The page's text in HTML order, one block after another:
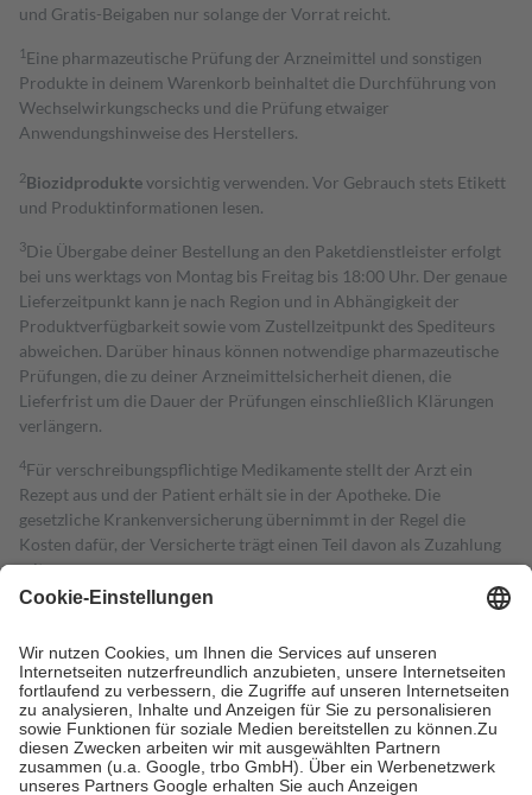
und Gratis-Beigaben nur solange der Vorrat reicht.
1 Eine pharmazeutische Prüfung der Arzneimittel und sonstigen
Produkte in deinem Warenkorb beinhaltet die Durchführung von
Wechselwirkungschecks und die Prüfung etwaiger
Anwendungshinweise des Herstellers.
2Biozidproduktevorsichtig verwenden. Vor Gebrauch stets Etikett
und Produktinformationen lesen.
3Die Übergabe deiner Bestellung an den Paketdienstleister erfolgt
bei uns werktags von Montag bis Freitag bis 18:00 Uhr. Der genaue
Lieferzeitpunkt kann je nach Region und in Abhängigkeit der
Produktverfügbarkeit sowie vom Zustellzeitpunkt des Spediteurs
abweichen. Darüber hinaus können notwendige pharmazeutische
Prüfungen, die zu deiner Arzneimittelsicherheit dienen, die
Lieferfrist um die Dauer der Prüfungen einschließlich Klärungen
verlängern.
4Für verschreibungspflichtige Medikamente stellt der Arzt ein
Rezept aus und der Patient erhält sie in der Apotheke. Die
gesetzliche Krankenversicherung übernimmt in der Regel die
Kosten dafür, der Versicherte trägt einen Teil davon als Zuzahlung
mit.
Grundsätzlich leisten Mitglieder Zuzahlungen in Höhe von zehn
höchstens zehn Euro.
Es sind jedoch nie mehr als die tatsächlichen
Kosten der Leistung zu entrichten.
Diese Regeln gelten grundsätzlich auch für Online-Apotheken.
Bei Heilmitteln und häuslicher Krankenpflege beträgt die
Zuzahlung zehn Prozent der Kosten sowie zehn Euro je
Verordnung.